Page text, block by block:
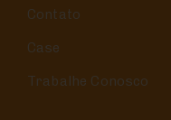
Contato
Case
Trabalhe Conosco